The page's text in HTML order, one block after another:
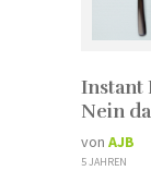
Instant
Nein
von AJB
5 JAHREN